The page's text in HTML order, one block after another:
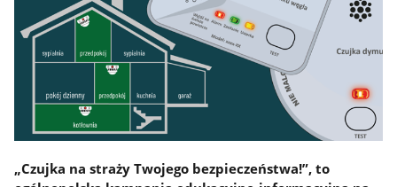
„Czujka na straży Twojego bezpieczeństwa!”, to